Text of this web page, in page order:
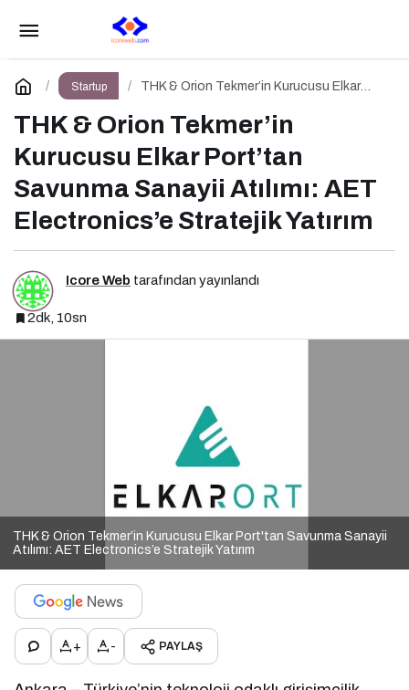
Startup
THK & Orion Tekmer’in Kurucusu Elkar
Electronics’e Stratejik Yatırım
THK & Orion Tekmer’in
Kurucusu Elkar Port’tan
Savunma Sanayii Atılımı: AET
Electronics’e Stratejik Yatırım
Icore Web tarafından yayınlandı
2dk, 10sn
THK & Orion Tekmer’in Kurucusu Elkar Port'tan Savunma Sanayii
Atılımı: AET Electronics’e Stratejik Yatırım
+ - PAYLAŞ
Pladis Hızlandırma Programı
Yorum Yap